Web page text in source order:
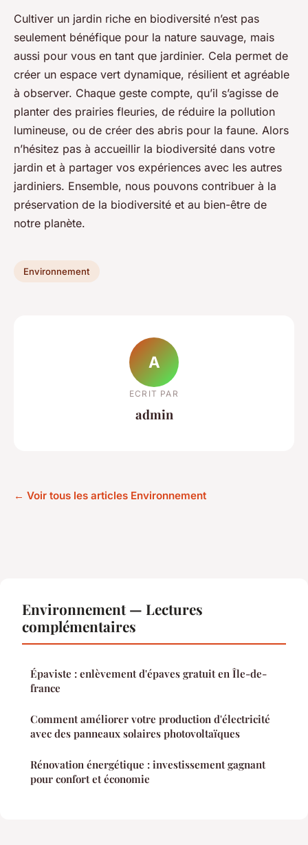
Cultiver un jardin riche en biodiversité n’est pas
seulement bénéfique pour la nature sauvage, mais
aussi pour vous en tant que jardinier. Cela permet de
créer un espace vert dynamique, résilient et agréable
à observer. Chaque geste compte, qu’il s’agisse de
planter des prairies fleuries, de réduire la pollution
lumineuse, ou de créer des abris pour la faune. Alors
n’hésitez pas à accueillir la biodiversité dans votre
jardin et à partager vos expériences avec les autres
jardiniers. Ensemble, nous pouvons contribuer à la
préservation de la biodiversité et au bien-être de
notre planète.
Environnement
A
ECRIT PAR
admin
← Voir tous les articles Environnement
Environnement — Lectures
complémentaires
Épaviste : enlèvement d'épaves gratuit en Île-de-
france
Comment améliorer votre production d'électricité
avec des panneaux solaires photovoltaïques
Rénovation énergétique : investissement gagnant
pour confort et économie